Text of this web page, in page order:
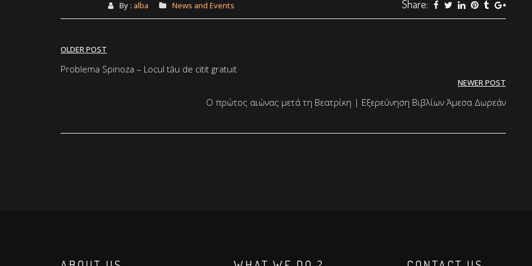
By : alba News and Events Share:
Post
navigation
OLDER POST
Problema Spinoza – Locul tău de citit gratuit
NEWER POST
Ο πρώτος αιώνας μετά τη Βεατρίκη | Εξερεύνηση Βιβλίων Άμεσα Δωρεάν